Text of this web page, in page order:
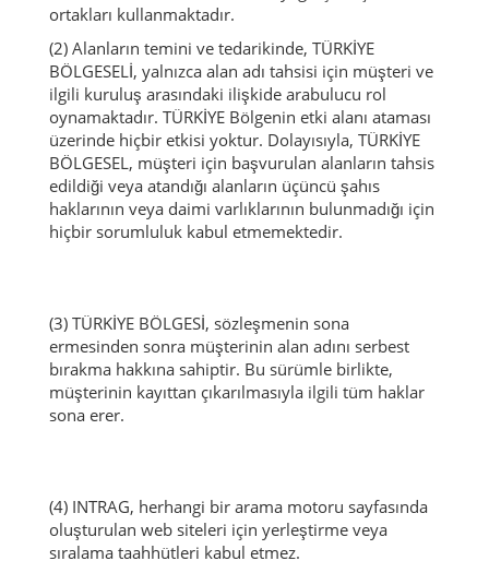
ortakları kullanmaktadır.
(2) Alanların temini ve tedarikinde, TÜRKİYE
BÖLGESELİ, yalnızca alan adı tahsisi için müşteri ve
ilgili kuruluş arasındaki ilişkide arabulucu rol
oynamaktadır. TÜRKİYE Bölgenin etki alanı ataması
üzerinde hiçbir etkisi yoktur. Dolayısıyla, TÜRKİYE
BÖLGESEL, müşteri için başvurulan alanların tahsis
edildiği veya atandığı alanların üçüncü şahıs
haklarının veya daimi varlıklarının bulunmadığı için
hiçbir sorumluluk kabul etmemektedir.
(3) TÜRKİYE BÖLGESİ, sözleşmenin sona
ermesinden sonra müşterinin alan adını serbest
bırakma hakkına sahiptir. Bu sürümle birlikte,
müşterinin kayıttan çıkarılmasıyla ilgili tüm haklar
sona erer.
(4) INTRAG, herhangi bir arama motoru sayfasında
oluşturulan web siteleri için yerleştirme veya
sıralama taahhütleri kabul etmez.